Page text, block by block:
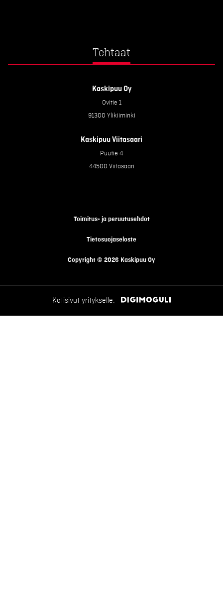
Tehtaat
Kaskipuu Oy
Ovitie 1
91300 Ylikiiminki
Kaskipuu Viitasaari
Puutie 4
44500 Viitasaari
Copyright © 2026 Kaskipuu Oy
Tietosuojaseloste
Toimitus- ja peruutusehdot
Kotisivut yritykselle: